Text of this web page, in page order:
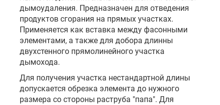
дымоудаления. Предназначен для отведения
продуктов сгорания на прямых участках.
Применяется как вставка между фасонными
элементами, а также для добора длинны
двухстенного прямолинейного участка
дымохода.
Для получения участка нестандартной длины
допускается обрезка элемента до нужного
размера со стороны раструба "папа". Для